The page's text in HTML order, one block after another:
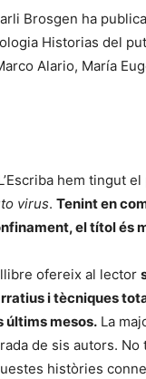
Brosgen ha
Historias del
Alario, María
hem tingut
virus. Tenint en
el títol és
ofereix al lector
i tècniques
últims mesos. La
de sis autors.
històries